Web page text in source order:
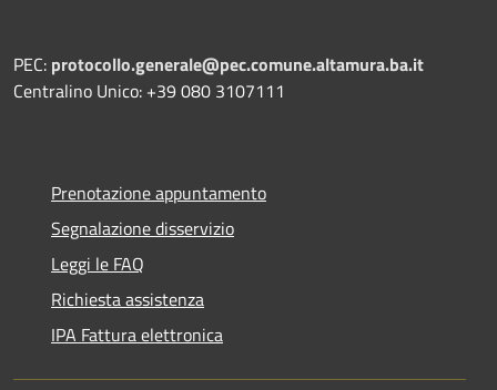
PEC: protocollo.generale@pec.comune.altamura.ba.it
Centralino Unico: +39 080 3107111
Prenotazione appuntamento
Segnalazione disservizio
Leggi le FAQ
Richiesta assistenza
IPA Fattura elettronica